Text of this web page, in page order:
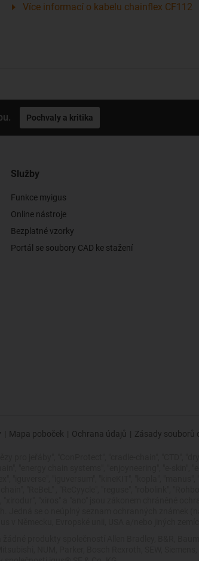
Více informací o kabelu chainflex CF112
Pochvaly a kritika
Služby
Funkce myigus
Online nástroje
Bezplatné vzorky
Portál se soubory CAD ke stažení
| Mapa poboček | Ochrana údajů | Zásady souborů